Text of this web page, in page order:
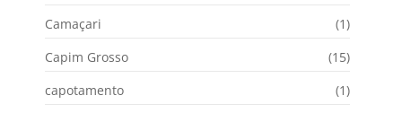
Camaçari
(1)
Capim Grosso
(15)
capotamento
(1)